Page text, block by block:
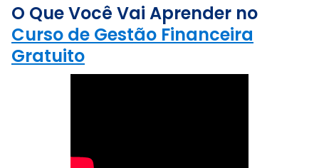
O Que Você Vai Aprender no
Curso de Gestão Financeira
Gratuito